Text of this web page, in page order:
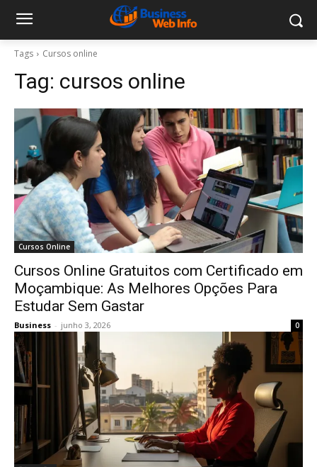
Tags Cursos online
Tag: cursos online
Cursos Online
Cursos Online Gratuitos com Certificado em
Moçambique: As Melhores Opções Para
Estudar Sem Gastar
Business - junho 3, 2026 0